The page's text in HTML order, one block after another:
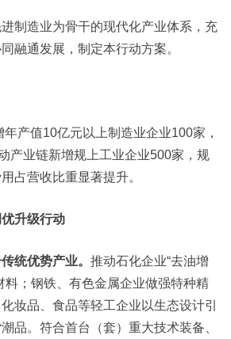
制造业为骨干的现代化产业体系，充
融通发展，制定本行动方案。
值10亿元以上制造业企业100家，
产业链新增规上工业企业500家，规
占营收比重显著提升。
升级行动
优势产业。 推动石化企业“去油增
料；钢铁、有色金属企业做强特种精
妆品、食品等轻工企业以生态设计引
品。符合首台（套）重大技术装备、